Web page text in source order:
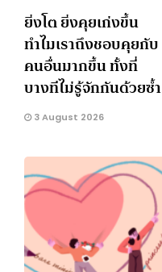
ยิ่งโต ยิ่งคุยเก่งขึ้น
ทำไมเราถึงชอบคุยกับ
คนอื่นมากขึ้น ทั้งที่
บางทีไม่รู้จักกันด้วยซ้ำ
3 August 2026